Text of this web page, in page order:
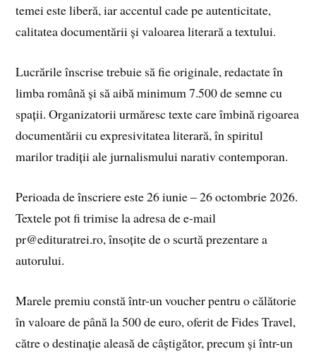
temei este liberă, iar accentul cade pe autenticitate,
calitatea documentării și valoarea literară a textului.
Lucrările înscrise trebuie să fie originale, redactate în
limba română și să aibă minimum 7.500 de semne cu
spații. Organizatorii urmăresc texte care îmbină rigoarea
documentării cu expresivitatea literară, în spiritul
marilor tradiții ale jurnalismului narativ contemporan.
Perioada de înscriere este 26 iunie – 26 octombrie 2026.
Textele pot fi trimise la adresa de e-mail
pr@edituratrei.ro, însoțite de o scurtă prezentare a
autorului.
Marele premiu constă într-un voucher pentru o călătorie
în valoare de până la 500 de euro, oferit de Fides Travel,
către o destinație aleasă de câștigător, precum și într-un